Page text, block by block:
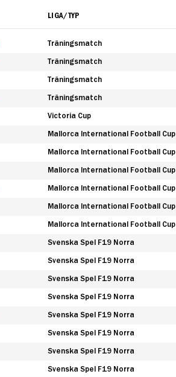
LIGA/TYP
Träningsmatch
Träningsmatch
Träningsmatch
Träningsmatch
Victoria Cup
Mallorca International Football Cup
Mallorca International Football Cup
Mallorca International Football Cup
Mallorca International Football Cup
Mallorca International Football Cup
Mallorca International Football Cup
Svenska Spel F19 Norra
Svenska Spel F19 Norra
Svenska Spel F19 Norra
Svenska Spel F19 Norra
Svenska Spel F19 Norra
Svenska Spel F19 Norra
Svenska Spel F19 Norra
Svenska Spel F19 Norra